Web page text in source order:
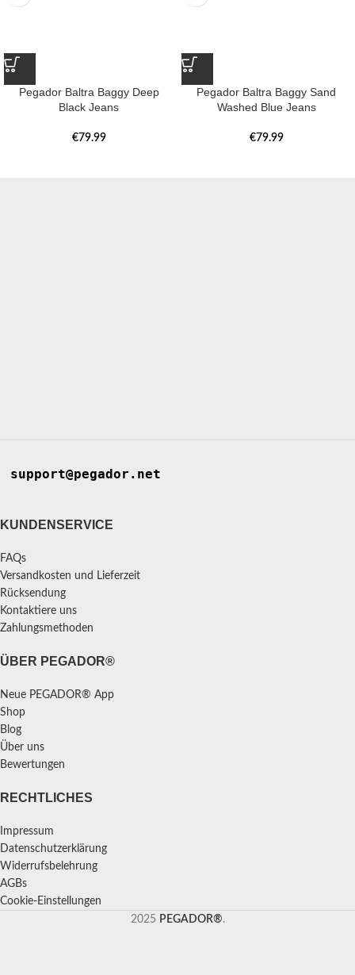
Pegador Baltra Baggy Deep
Black Jeans
€79.99
Pegador Baltra Baggy Sand
Washed Blue Jeans
€79.99
support@pegador.net
KUNDENSERVICE
FAQs
Versandkosten und Lieferzeit
Rücksendung
Kontaktiere uns
Zahlungsmethoden
ÜBER PEGADOR®
Neue PEGADOR® App
Shop
Blog
Über uns
Bewertungen
RECHTLICHES
Impressum
Datenschutzerklärung
Widerrufsbelehrung
AGBs
Cookie-Einstellungen
2025 PEGADOR®.